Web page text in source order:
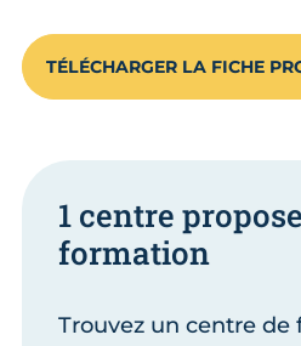
TÉLÉCHARGER LA FICHE
1 centre
formation
Trouvez un centre de